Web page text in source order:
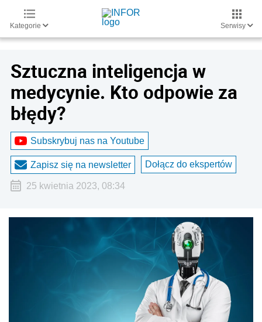
Kategorie Serwisy
Sztuczna inteligencja w
medycynie. Kto odpowie za
błędy?
Subskrybuj nas na Youtube
Zapisz się na newsletter Dołącz do ekspertów
25 kwietnia 2023, 08:34